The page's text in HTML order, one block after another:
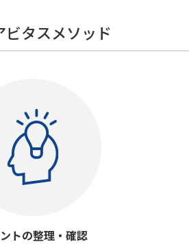
タスメソッド
トの整理・確認